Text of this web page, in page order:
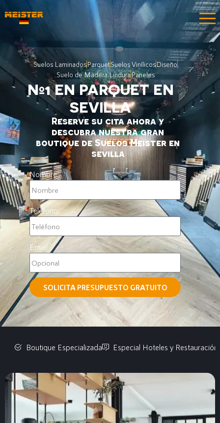
Suelos LaminadosParquetSuelos Vinílicos Diseño
Suelo de Madera LinduraPaneles
Nº1 EN PARQUET EN
SEVILLA
Reserve su cita ahora y
descubra nuestra gran
boutique de Suelos Meister en
sevilla
Nombre
Teléfono
Email
SOLICITA PRESUPUESTO GRATUITO
Boutique Especializada Especial Hoteles y Restauración